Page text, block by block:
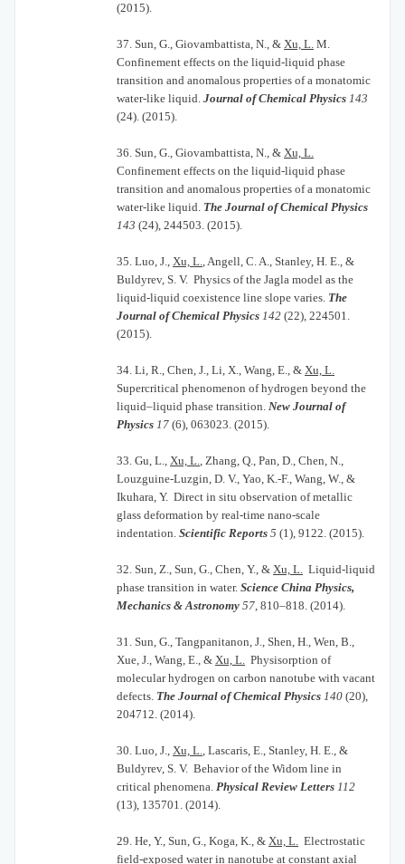
(2015).
37. Sun, G., Giovambattista, N., & Xu, L. M.
Confinement effects on the liquid-liquid phase
transition and anomalous properties of a monatomic
water-like liquid. Journal of Chemical Physics 143
(24). (2015).
36. Sun, G., Giovambattista, N., & Xu, L.
Confinement effects on the liquid-liquid phase
transition and anomalous properties of a monatomic
water-like liquid. The Journal of Chemical Physics
143 (24), 244503. (2015).
35. Luo, J., Xu, L., Angell, C. A., Stanley, H. E., &
Buldyrev, S. V. Physics of the Jagla model as the
liquid-liquid coexistence line slope varies. The
Journal of Chemical Physics 142 (22), 224501.
(2015).
34. Li, R., Chen, J., Li, X., Wang, E., & Xu, L.
Supercritical phenomenon of hydrogen beyond the
liquid–liquid phase transition. New Journal of
Physics 17 (6), 063023. (2015).
33. Gu, L., Xu, L., Zhang, Q., Pan, D., Chen, N.,
Louzguine-Luzgin, D. V., Yao, K.-F., Wang, W., &
Ikuhara, Y. Direct in situ observation of metallic
glass deformation by real-time nano-scale
indentation. Scientific Reports 5 (1), 9122. (2015).
32. Sun, Z., Sun, G., Chen, Y., & Xu, L. Liquid-liquid
phase transition in water. Science China Physics,
Mechanics & Astronomy 57, 810–818. (2014).
31. Sun, G., Tangpanitanon, J., Shen, H., Wen, B.,
Xue, J., Wang, E., & Xu, L. Physisorption of
molecular hydrogen on carbon nanotube with vacant
defects. The Journal of Chemical Physics 140 (20),
204712. (2014).
30. Luo, J., Xu, L., Lascaris, E., Stanley, H. E., &
Buldyrev, S. V. Behavior of the Widom line in
critical phenomena. Physical Review Letters 112
(13), 135701. (2014).
29. He, Y., Sun, G., Koga, K., & Xu, L. Electrostatic
field-exposed water in nanotube at constant axial